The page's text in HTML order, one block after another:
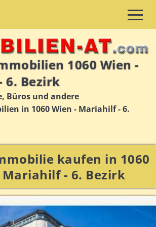
1060 Wien -
6. Bezirk
Büros und andere
in 1060 Wien - Mariahilf - 6.
kaufen in 1060
Mariahilf - 6. Bezirk